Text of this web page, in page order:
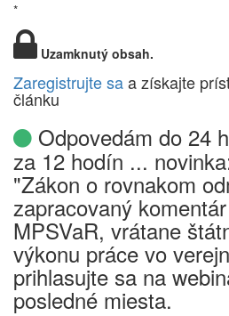
*
Uzamknutý obsah.
Zaregistrujte saa získajte
článku
Odpovedám do 24
za 12 hodín ...
"Zákon o rovnakom
zapracovaný
MPSVaR, vrátane
výkonu práce vo
prihlasujte sa na
posledné miesta.